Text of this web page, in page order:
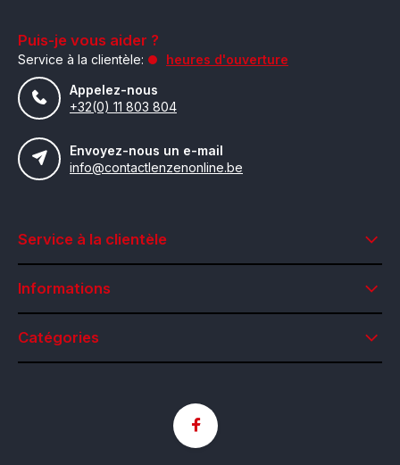
Puis-je vous aider ?
Service à la clientèle:
heures d'ouverture
Appelez-nous
+32(0) 11 803 804
Envoyez-nous un e-mail
info@contactlenzenonline.be
Service à la clientèle
Informations
Catégories